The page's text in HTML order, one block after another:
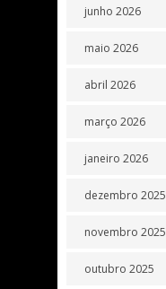
junho 2026
maio 2026
abril 2026
março 2026
janeiro 2026
dezembro 2025
novembro 2025
outubro 2025